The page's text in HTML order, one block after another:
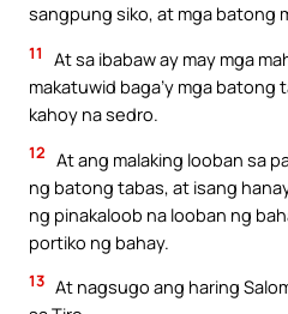
sangpung siko, at mga batong
11
At sa ibabaw ay may mga
makatuwid baga’y mga batong
kahoy na sedro.
12 At ang malaking looban sa
ng batong tabas, at isang
ng pinakaloob na looban ng
portiko ng bahay.
13 At nagsugo ang haring